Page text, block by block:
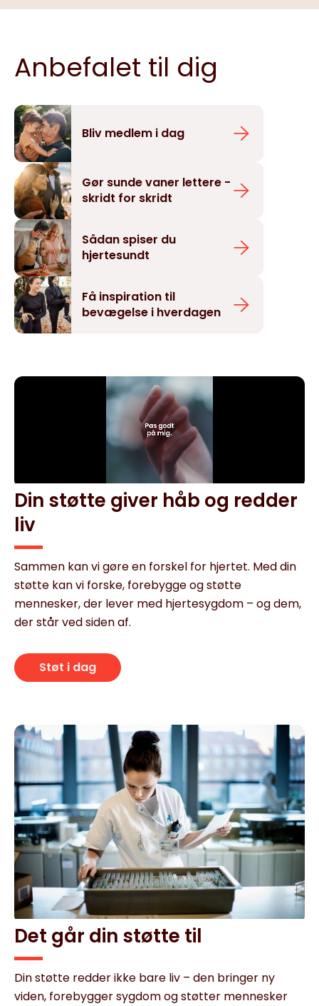
Anbefalet til dig
Bliv medlem i dag
Gør sunde vaner lettere -
skridt for skridt
Sådan spiser du
hjertesundt
Få inspiration til
bevægelse i hverdagen
Din støtte giver håb og redder
liv
Sammen kan vi gøre en forskel for hjertet. Med din
støtte kan vi forske, forebygge og støtte
mennesker, der lever med hjertesygdom – og dem,
der står ved siden af.
Støt i dag
Det går din støtte til
Din støtte redder ikke bare liv – den bringer ny
viden, forebygger sygdom og støtter mennesker